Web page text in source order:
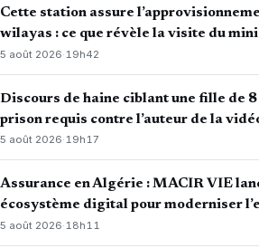
Cette station assure
wilayas : ce que révèle la visite du
5 août 2026·19h42
Discours de haine ciblant une fille de 8
prison requis contre l’auteur de la
5 août 2026·19h17
Assurance en Algérie : MACIR VIE
écosystème digital pour moderniser
5 août 2026· 18h11